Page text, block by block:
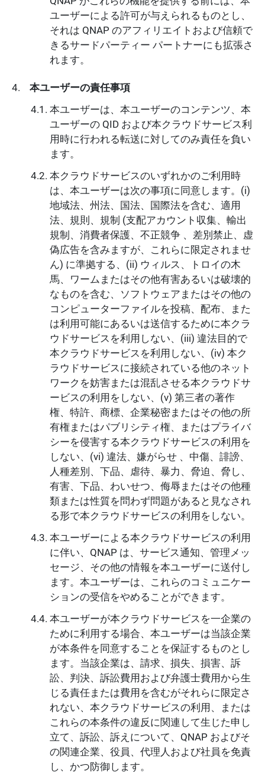
ユーザーによる許可が与えられるものとし、
それは QNAP のアフィリエイトおよび信頼で
きるサードパーティー パートナーにも拡張さ
れます。
本ユーザーの責任事項
本ユーザーは、本ユーザーのコンテンツ、本
ユーザーの QID および本クラウドサービス利
用時に行われる転送に対してのみ責任を負い
ます。
本クラウドサービスのいずれかのご利用時
は、本ユーザーは次の事項に同意します。(i)
地域法、州法、国法、国際法を含む、適用
法、規則、規制 (支配アカウント収集、輸出
規制、消費者保護、不正競争 、差別禁止、虚
偽広告を含みますが、これらに限定されませ
ん) に準拠する、(ii) ウィルス、トロイの木
馬、ワームまたはその他有害あるいは破壊的
なものを含む、ソフトウェアまたはその他の
コンピューターファイルを投稿、配布、また
は利用可能にあるいは送信するために本クラ
ウドサービスを利用しない、(iii) 違法目的で
本クラウドサービスを利用しない、(iv) 本ク
ラウドサービスに接続されている他のネット
ワークを妨害または混乱させる本クラウドサ
ービスの利用をしない、(v) 第三者の著作
権、特許、商標、企業秘密またはその他の所
有権またはパブリシティ権、またはプライバ
シーを侵害する本クラウドサービスの利用を
しない、(vi) 違法、嫌がらせ 、中傷、誹謗、
人種差別、下品、虐待、暴力、脅迫、脅し、
有害、下品、わいせつ、侮辱またはその他種
類または性質を問わず問題があると見なされ
る形で本クラウドサービスの利用をしない。
本ユーザーによる本クラウドサービスの利用
に伴い、QNAP は、サービス通知、管理メッ
セージ、その他の情報を本ユーザーに送付し
ます。本ユーザーは、これらのコミュニケー
ションの受信をやめることができます。
本ユーザーが本クラウドサービスを一企業の
ために利用する場合、本ユーザーは当該企業
が本条件を同意することを保証するものとし
ます。当該企業は、請求、損失、損害、訴
訟、判決、訴訟費用および弁護士費用から生
じる責任または費用を含むがそれらに限定さ
れない、本クラウドサービスの利用、または
これらの本条件の違反に関連して生じた申し
立て、訴訟、訴えについて、QNAP およびそ
の関連企業、役員、代理人および社員を免責
し、かつ防御します。